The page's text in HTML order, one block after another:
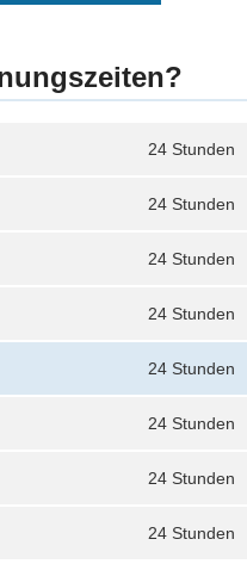
24 Stunden
24 Stunden
24 Stunden
24 Stunden
24 Stunden
24 Stunden
24 Stunden
24 Stunden